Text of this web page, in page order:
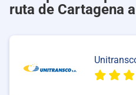
ruta de Cartagena